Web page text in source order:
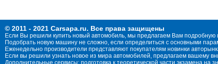
© 2011 - 2021 Carsapa.ru. Все права защищены
Если Вы решили купить новый автомобиль, мы предлагаем Вам
Подобрать новую машину не сложно, если определиться с основными
Еженедельно производители представляют покупателям новинки
Если вы решили узнать новое из мира автомобилей, предлагаем вашему
Дополнительные сервисы: подготовка к теоретической части экзамена